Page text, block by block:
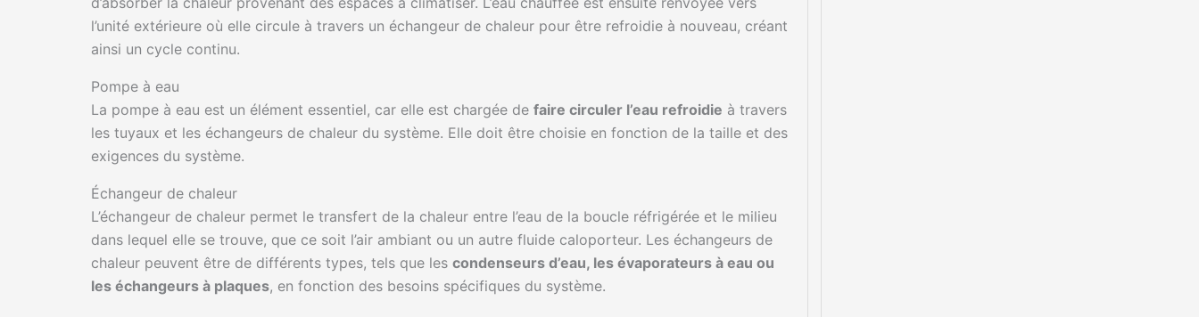
l’unité extérieure où elle circule à travers un échangeur de chaleur pour être refroidie à nouveau, créant
ainsi un cycle continu.
Pompe à eau
La pompe à eau est un élément essentiel, car elle est chargée de faire circuler l’eau refroidie à travers
les tuyaux et les échangeurs de chaleur du système. Elle doit être choisie en fonction de la taille et des
exigences du système.
Échangeur de chaleur
L’échangeur de chaleur permet le transfert de la chaleur entre l’eau de la boucle réfrigérée et le milieu
dans lequel elle se trouve, que ce soit l’air ambiant ou un autre fluide caloporteur. Les échangeurs de
chaleur peuvent être de différents types, tels que les condenseurs d’eau, les évaporateurs à eau ou
les échangeurs à plaques, en fonction des besoins spécifiques du système.